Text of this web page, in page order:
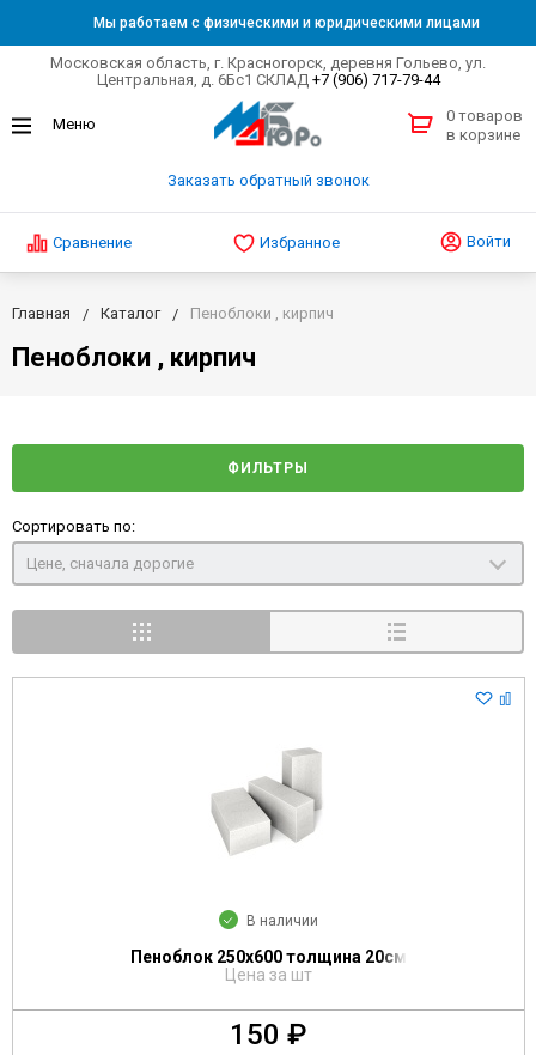
Мы работаем с физическими и юридическими лицами
Московская область, г. Красногорск, деревня Гольево, ул.
Центральная, д. 6Бс1 СКЛАД +7 (906) 717-79-44
Заказать обратный звонок
0 товаров
в корзине
Сравнение Избранное Войти
Главная Каталог Пеноблоки , кирпич
Пеноблоки , кирпич
ФИЛЬТРЫ
Сортировать по:
Цене, сначала дорогие
В наличии
Пеноблок 250х600 толщина 20см
Цена за шт
150 ₽